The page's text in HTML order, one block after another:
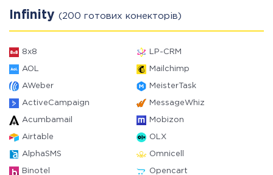
Infinity (200 готових конекторів)
8x8 LP-CRM
AOL Mailchimp
AWeber MeisterTask
ActiveCampaign MessageWhiz
Acumbamail Mobizon
Airtable OLX
AlphaSMS Omnicell
Binotel Opencart